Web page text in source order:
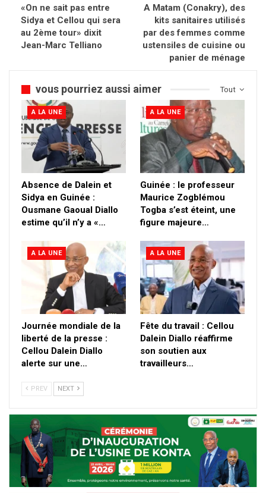
«On ne sait pas entre
Sidya et Cellou qui sera
au 2ème tour» dixit
Jean-Marc Telliano
A Matam (Conakry), des
kits sanitaires utilisés
par des femmes comme
ustensiles de cuisine ou
panier de ménage
Tout
vous pourriez aussi aimer
A LA UNE
Absence de Dalein et
Sidya en Guinée :
Ousmane Gaoual Diallo
estime qu’il n’y a «…
A LA UNE
Guinée : le professeur
Maurice Zogblémou
Togba s’est éteint, une
figure majeure…
A LA UNE
Journée mondiale de la
liberté de la presse :
Cellou Dalein Diallo
alerte sur une…
A LA UNE
Fête du travail : Cellou
Dalein Diallo réaffirme
son soutien aux
travailleurs…
PREV NEXT